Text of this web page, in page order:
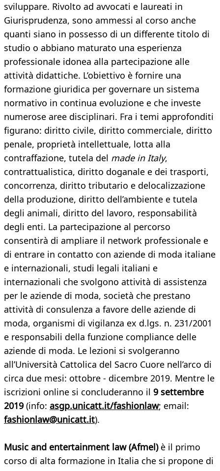
sviluppare. Rivolto ad avvocati e laureati in
Giurisprudenza, sono ammessi al corso anche
quanti siano in possesso di un differente titolo di
studio o abbiano maturato una esperienza
professionale idonea alla partecipazione alle
attività didattiche. L’obiettivo è fornire una
formazione giuridica per governare un sistema
normativo in continua evoluzione e che investe
numerose aree disciplinari. Fra i temi approfonditi
figurano: diritto civile, diritto commerciale, diritto
penale, proprietà intellettuale, lotta alla
contraffazione, tutela del made in Italy,
contrattualistica, diritto doganale e dei trasporti,
concorrenza, diritto tributario e delocalizzazione
della produzione, diritto dell’ambiente e tutela
degli animali, diritto del lavoro, responsabilità
degli enti. La partecipazione al percorso
consentirà di ampliare il network professionale e
di entrare in contatto con aziende di moda italiane
e internazionali, studi legali italiani e
internazionali che svolgono attività di assistenza
per le aziende di moda, società che prestano
attività di consulenza a favore delle aziende di
moda, organismi di vigilanza ex d.lgs. n. 231/2001
e responsabili della funzione compliance delle
aziende di moda. Le lezioni si svolgeranno
all’Università Cattolica del Sacro Cuore nell’arco di
circa due mesi: ottobre - dicembre 2019. Mentre le
iscrizioni online si concluderanno il 9 settembre
2019 (info: asgp.unicatt.it/fashionlaw; email:
fashionlaw@unicatt.it).
Music and entertainment law (Afmel) è il primo
corso di alta formazione in Italia che si propone di